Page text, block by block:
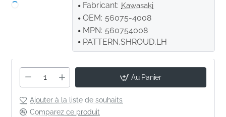
Fabricant: Kawasaki
OEM: 56075-4008
MPN: 560754008
PATTERN,SHROUD,LH
Au Panier
Ajouter à la liste de souhaits
Comparez ce produit